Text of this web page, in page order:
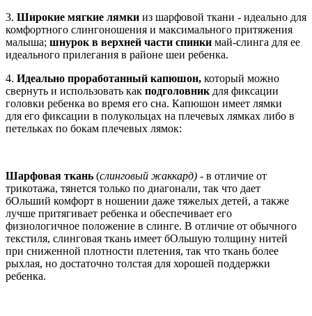
3. Широкие мягкие лямки из шарфовой ткани - идеально для
комфортного слингоношения и максимального притяжения
малыша; шнурок в верхней части спинки май-слинга для ее
идеального прилегания в районе шеи ребенка.
4. Идеально проработанный капюшон, который можно
свернуть и использовать как подголовник для фиксации
головки ребенка во время его сна. Капюшон имеет лямки
для его фиксации в полукольцах на плечевых лямках либо в
петельках по бокам плечевых лямок:
Шарфовая ткань (слинговый жаккард) - в отличие от
трикотажа, тянется только по диагонали, так что дает
бОльший комфорт в ношении даже тяжелых детей, а также
лучше притягивает ребенка и обеспечивает его
физиологичное положение в слинге. В отличие от обычного
текстиля, слинговая ткань имеет бОльшую толщину нитей
при сниженной плотности плетения, так что ткань более
рыхлая, но достаточно толстая для хорошей поддержки
ребенка.